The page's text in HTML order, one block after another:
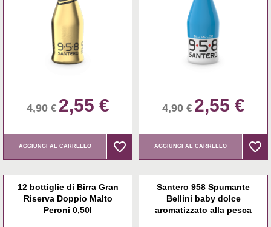
4,90 € 2,55 €
AGGIUNGI AL CARRELLO favorite_border
favorite_border
4,90 € 2,55 €
AGGIUNGI AL CARRELLO favorite_border
favorite_border
12 bottiglie di Birra Gran
Riserva Doppio Malto
Peroni 0,50l
Santero 958 Spumante
Bellini baby dolce
aromatizzato alla pesca